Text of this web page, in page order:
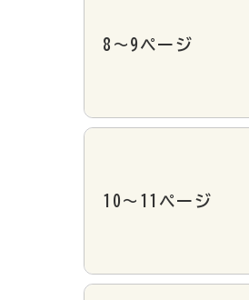
8～9ページ
10～11ページ